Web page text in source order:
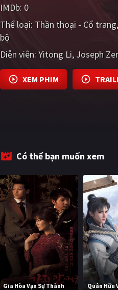
IMDb: 0
Thể loại: Thần thoại - Cổ trang
bộ
Diễn viên: Yitong Li Joseph
XEM PHIM
Có thể bạn muốn xem
Gia Hòa Vạn Sự Thành Quân Hữu